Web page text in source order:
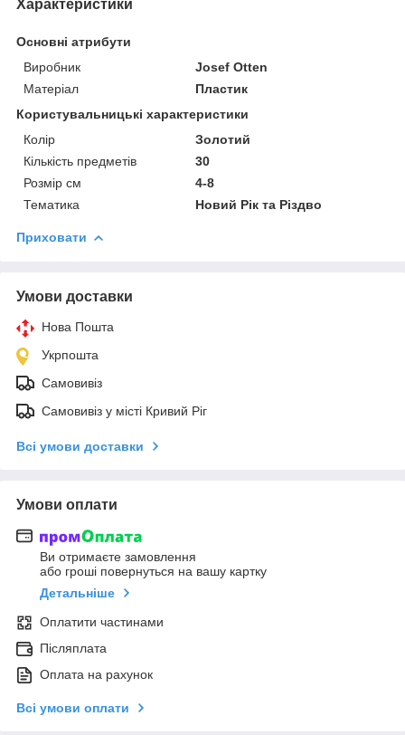
Характеристики
Основні атрибути
Виробник
Josef Otten
Матеріал
Пластик
Користувальницькі характеристики
Колір
Золотий
Кількість предметів
30
Розмір см
4-8
Тематика
Новий Рік та Різдво
Приховати
Умови доставки
Нова Пошта
Укрпошта
Самовивіз
Самовивіз у місті Кривий Ріг
Всі умови доставки
Умови оплати
Ви отримаєте замовлення
або гроші повернуться на вашу картку
Детальніше
Оплатити частинами
Післяплата
Оплата на рахунок
Всі умови оплати